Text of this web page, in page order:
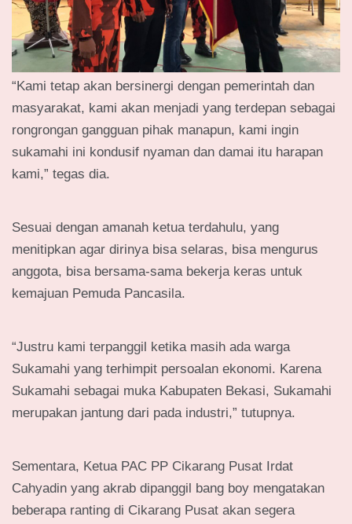
“Kami tetap akan bersinergi dengan pemerintah dan
masyarakat, kami akan menjadi yang terdepan sebagai
rongrongan gangguan pihak manapun, kami ingin
sukamahi ini kondusif nyaman dan damai itu harapan
kami,” tegas dia.
Sesuai dengan amanah ketua terdahulu, yang
menitipkan agar dirinya bisa selaras, bisa mengurus
anggota, bisa bersama-sama bekerja keras untuk
kemajuan Pemuda Pancasila.
“Justru kami terpanggil ketika masih ada warga
Sukamahi yang terhimpit persoalan ekonomi. Karena
Sukamahi sebagai muka Kabupaten Bekasi, Sukamahi
merupakan jantung dari pada industri,” tutupnya.
Sementara, Ketua PAC PP Cikarang Pusat Irdat
Cahyadin yang akrab dipanggil bang boy mengatakan
beberapa ranting di Cikarang Pusat akan segera